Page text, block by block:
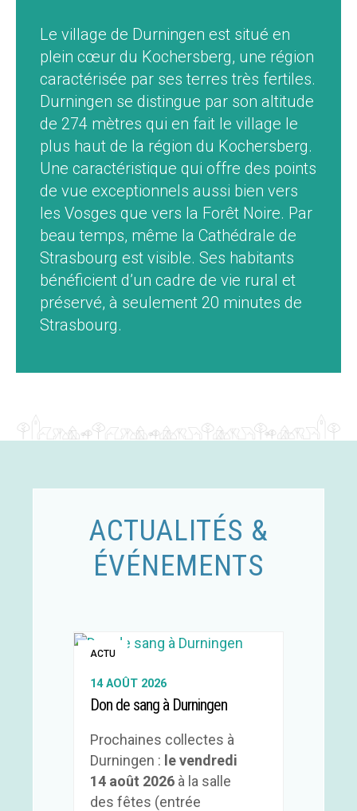
Le village de Durningen est situé en
plein cœur du Kochersberg, une région
caractérisée par ses terres très fertiles.
Durningen se distingue par son altitude
de 274 mètres qui en fait le village le
plus haut de la région du Kochersberg.
Une caractéristique qui offre des points
de vue exceptionnels aussi bien vers
les Vosges que vers la Forêt Noire. Par
beau temps, même la Cathédrale de
Strasbourg est visible. Ses habitants
bénéficient d’un cadre de vie rural et
préservé, à seulement 20 minutes de
Strasbourg.
ACTUALITÉS &
ÉVÉNEMENTS
Don de sang à Durningen
ACTU
14 AOÛT 2026
Prochaines collectes à
Durningen : le vendredi
14 août 2026 à la salle
des fêtes (entrée